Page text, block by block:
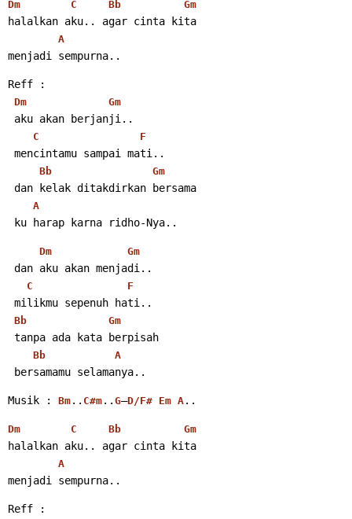
Dm C Bb Gm
halalkan aku.. agar cinta kita
A
menjadi sempurna..
Reff :
Dm Gm
aku akan berjanji..
C F
mencintamu sampai mati..
Bb Gm
dan kelak ditakdirkan bersama
A
ku harap karna ridho-Nya..
Dm Gm
dan aku akan menjadi..
C F
milikmu sepenuh hati..
Bb Gm
tanpa ada kata berpisah
Bb A
bersamamu selamanya..
Musik : Bm .. C#m .. G–D/F# Em A ..
Dm C Bb Gm
halalkan aku.. agar cinta kita
A
menjadi sempurna..
Reff :